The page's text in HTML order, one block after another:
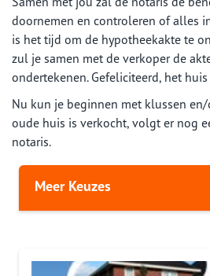
doornemen en controleren of alles
is het tijd om de hypotheekakte te
zul je samen met de verkoper de
ondertekenen. Gefeliciteerd, het
Nu kun je beginnen met klussen
oude huis is verkocht, volgt er nog
notaris.
Meer Keuzes